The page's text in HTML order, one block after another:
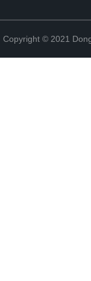
Copyright © 2021